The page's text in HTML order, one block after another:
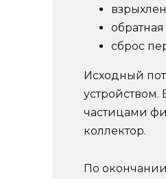
сброс
Исходный
частицами
коллектор.
По